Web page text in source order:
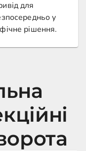
для
у
рішення.